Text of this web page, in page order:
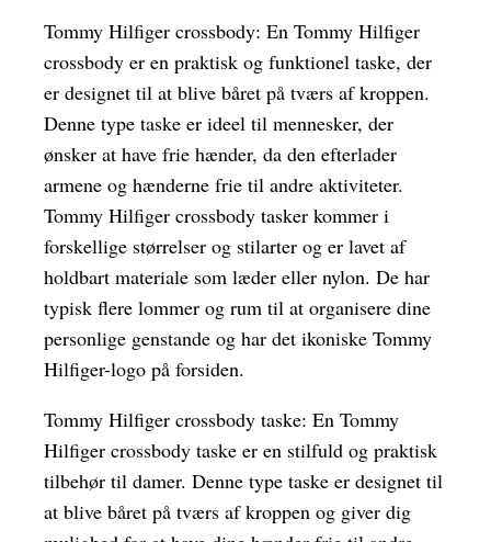
Tommy Hilfiger crossbody: En Tommy Hilfiger
crossbody er en praktisk og funktionel taske, der
er designet til at blive båret på tværs af kroppen.
Denne type taske er ideel til mennesker, der
ønsker at have frie hænder, da den efterlader
armene og hænderne frie til andre aktiviteter.
Tommy Hilfiger crossbody tasker kommer i
forskellige størrelser og stilarter og er lavet af
holdbart materiale som læder eller nylon. De har
typisk flere lommer og rum til at organisere dine
personlige genstande og har det ikoniske Tommy
Hilfiger-logo på forsiden.
Tommy Hilfiger crossbody taske: En Tommy
Hilfiger crossbody taske er en stilfuld og praktisk
tilbehør til damer. Denne type taske er designet til
at blive båret på tværs af kroppen og giver dig